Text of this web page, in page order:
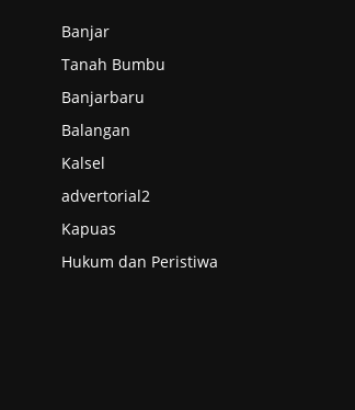
Banjar
Tanah Bumbu
Banjarbaru
Balangan
Kalsel
advertorial2
Kapuas
Hukum dan Peristiwa